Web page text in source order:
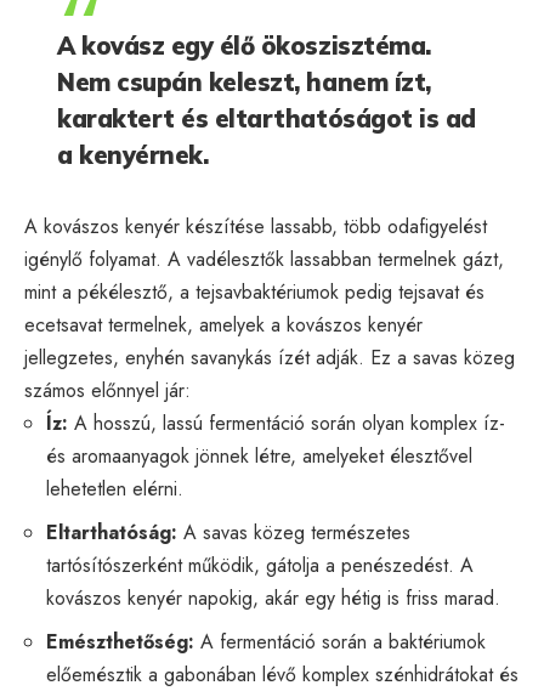
A kovász egy élő ökoszisztéma.
Nem csupán keleszt, hanem ízt,
karaktert és eltarthatóságot is ad
a kenyérnek.
A kovászos kenyér készítése lassabb, több odafigyelést
igénylő folyamat. A vadélesztők lassabban termelnek gázt,
mint a pékélesztő, a tejsavbaktériumok pedig tejsavat és
ecetsavat termelnek, amelyek a kovászos kenyér
jellegzetes, enyhén savanykás ízét adják. Ez a savas közeg
számos előnnyel jár:
Íz: A hosszú, lassú fermentáció során olyan komplex íz-
és aromaanyagok jönnek létre, amelyeket élesztővel
lehetetlen elérni.
Eltarthatóság: A savas közeg természetes
tartósítószerként működik, gátolja a penészedést. A
kovászos kenyér napokig, akár egy hétig is friss marad.
Emészthetőség: A fermentáció során a baktériumok
előemésztik a gabonában lévő komplex szénhidrátokat és